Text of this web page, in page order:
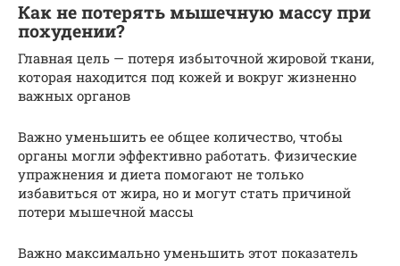
Как не потерять мышечную массу при
похудении?
Главная цель — потеря избыточной жировой ткани,
которая находится под кожей и вокруг жизненно
важных органов
Важно уменьшить ее общее количество, чтобы
органы могли эффективно работать. Физические
упражнения и диета помогают не только
избавиться от жира, но и могут стать причиной
потери мышечной массы
Важно максимально уменьшить этот показатель